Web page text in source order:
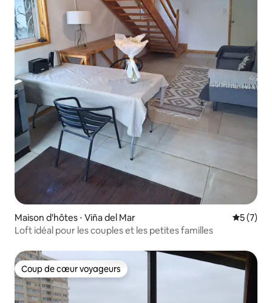
Maison d'hôtes ⋅ Viña del Mar
5 (7)
Loft idéal pour les couples et les petites familles
Coup de cœur voyageurs
Coup de cœur voyageurs